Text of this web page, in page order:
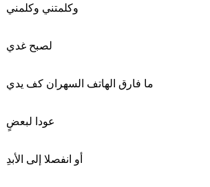
وكلمتني وكلمني
لصبح غدي
ما فارق الهاتف السهران كف يدي
عودا لبعضٍ
أو انفصلا إلى الأبدِ